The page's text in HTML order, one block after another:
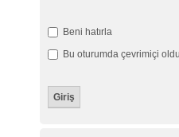
Beni hatırla
Bu oturumda çevrimiçi